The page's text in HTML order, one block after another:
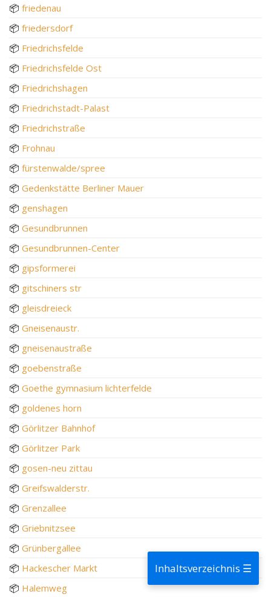
📦 friedenau
📦 friedersdorf
📦 Friedrichsfelde
📦 Friedrichsfelde Ost
📦 Friedrichshagen
📦 Friedrichstadt-Palast
📦 Friedrichstraße
📦 Frohnau
📦 fürstenwalde/spree
📦 Gedenkstätte Berliner Mauer
📦 genshagen
📦 Gesundbrunnen
📦 Gesundbrunnen-Center
📦 gipsformerei
📦 gitschiners str
📦 gleisdreieck
📦 Gneisenaustr.
📦 gneisenaustraße
📦 goebenstraße
📦 Goethe gymnasium lichterfelde
📦 goldenes horn
📦 Görlitzer Bahnhof
📦 Görlitzer Park
📦 gosen-neu zittau
📦 Greifswalderstr.
📦 Grenzallee
📦 Griebnitzsee
📦 Grünbergallee
📦 Hackescher Markt
📦 Halemweg
Inhaltsverzeichnis ☰